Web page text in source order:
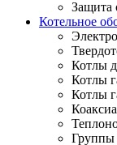
Защита
Котельное
Котлы
Котлы
Котлы
Группы